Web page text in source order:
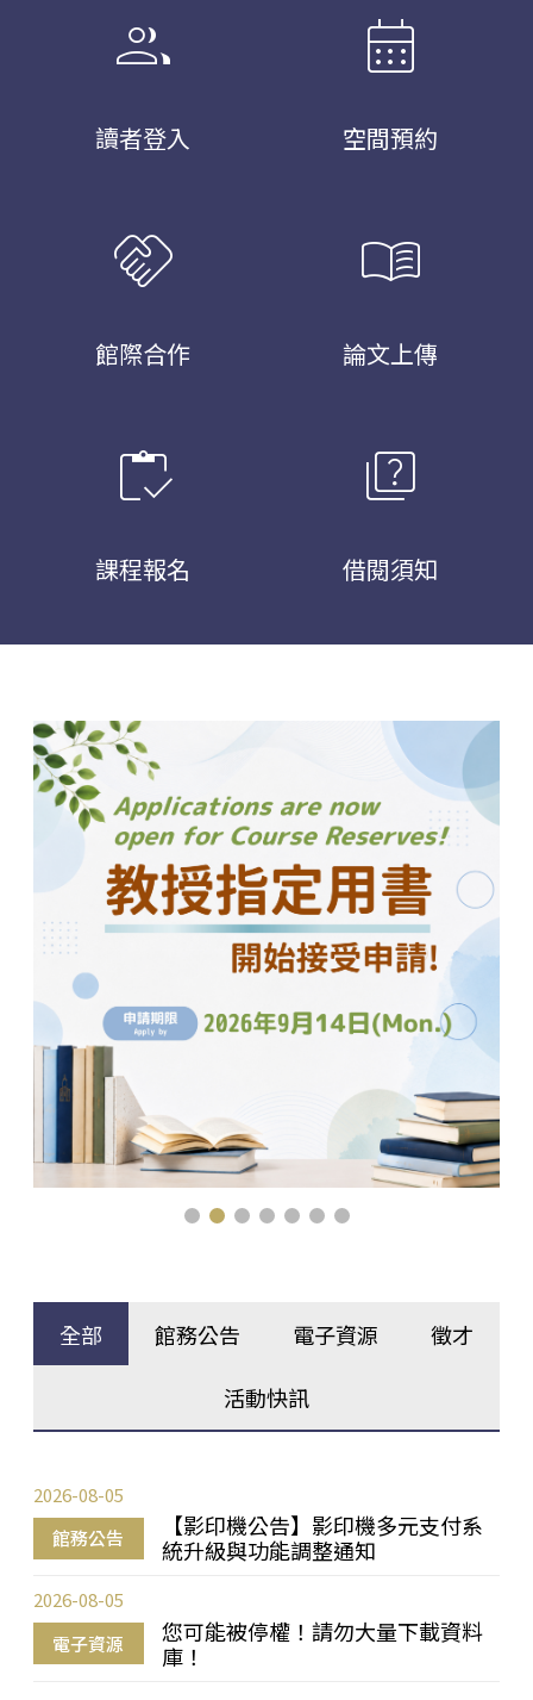
group
讀者登入
calendar_month
空間預約
handshake
館際合作
menu_book
論文上傳
inventory
課程報名
quiz
借閱須知
全部 館務公告 電子資源 徵才
活動快訊
館務公告
【影印機公告】影印機多元支付系
統升級與功能調整通知
2026-08-05
電子資源
您可能被停權！請勿大量下載資料
庫！
2026-08-05